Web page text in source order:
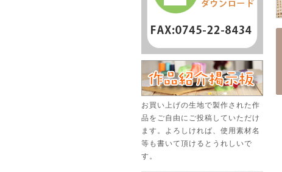
お買い上げの生地で製作された作
品をご自由にご投稿していただけ
ます。よろしければ、使用素材名
等も書いて頂けるとうれしいで
す。